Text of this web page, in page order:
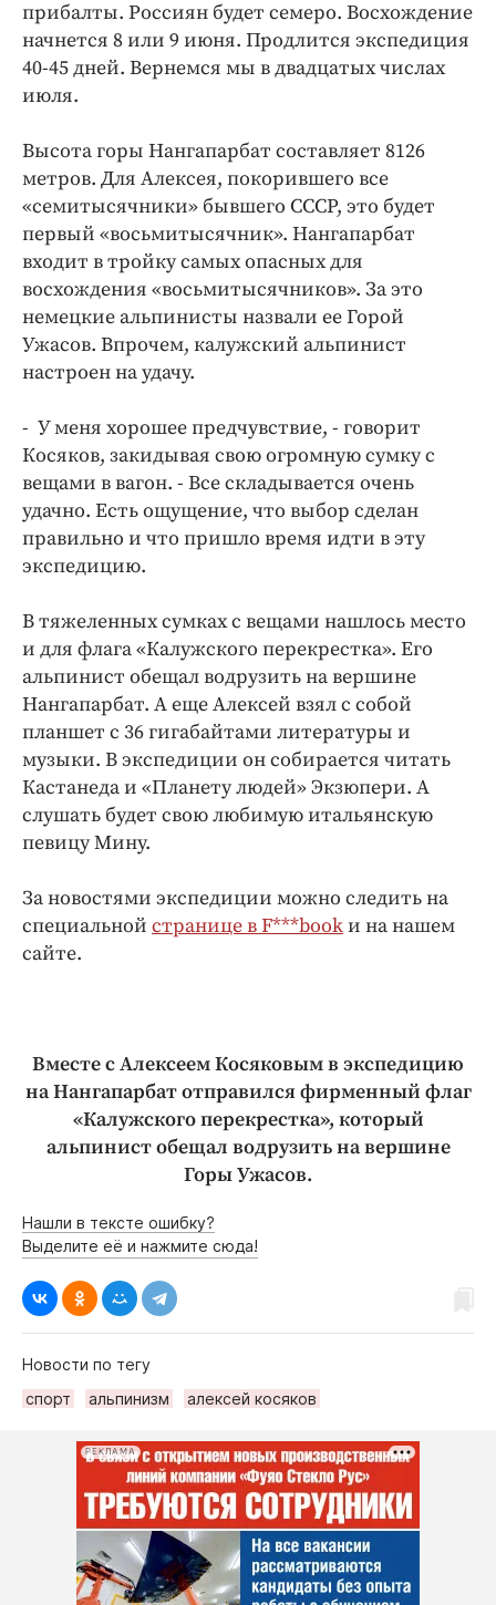
прибалты. Россиян будет семеро. Восхождение
начнется 8 или 9 июня. Продлится экспедиция
40-45 дней. Вернемся мы в двадцатых числах
июля.
Высота горы Нангапарбат составляет 8126
метров. Для Алексея, покорившего все
«семитысячники» бывшего СССР, это будет
первый «восьмитысячник». Нангапарбат
входит в тройку самых опасных для
восхождения «восьмитысячников». За это
немецкие альпинисты назвали ее Горой
Ужасов. Впрочем, калужский альпинист
настроен на удачу.
- У меня хорошее предчувствие, - говорит
Косяков, закидывая свою огромную сумку с
вещами в вагон. - Все складывается очень
удачно. Есть ощущение, что выбор сделан
правильно и что пришло время идти в эту
экспедицию.
В тяжеленных сумках с вещами нашлось место
и для флага «Калужского перекрестка». Его
альпинист обещал водрузить на вершине
Нангапарбат. А еще Алексей взял с собой
планшет с 36 гигабайтами литературы и
музыки. В экспедиции он собирается читать
Кастанеда и «Планету людей» Экзюпери. А
слушать будет свою любимую итальянскую
певицу Мину.
За новостями экспедиции можно следить на
специальной странице в F***bookи на нашем
сайте.
Вместе с Алексеем Косяковым в экспедицию
на Нангапарбат отправился фирменный флаг
«Калужского перекрестка», который
альпинист обещал водрузить на вершине
Горы Ужасов.
Нашли в тексте ошибку?
Выделите её и нажмите сюда!
Новости по тегу
спорт
альпинизм алексей косяков
РЕКЛАМА